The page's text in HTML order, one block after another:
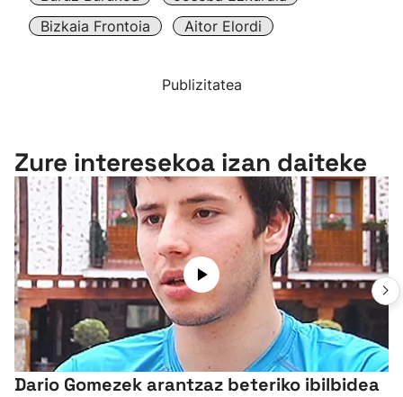
Bizkaia Frontoia
Aitor Elordi
Publizitatea
Zure interesekoa izan daiteke
Dario Gomezek arantzaz beteriko ibilbidea